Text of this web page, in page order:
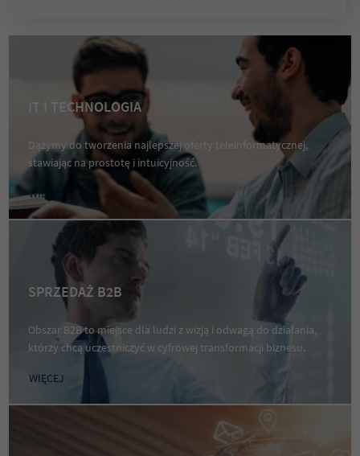
IT I TECHNOLOGIA
Dążymy do tworzenia najlepszej oferty teleinformatycznej,
stawiając na prostotę i intuicyjność.
WIĘCEJ
SPRZEDAŻ B2B
Obszar B2B to miejsce dla ludzi z wizją i odwagą do działania,
którzy chcą uczestniczyć w cyfrowej transformacji biznesu.
WIĘCEJ